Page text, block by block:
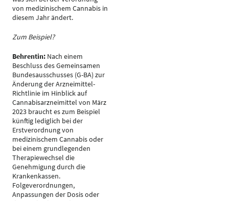
von medizinischem Cannabis in
diesem Jahr ändert.
Zum Beispiel?
Behrentin: Nach einem
Beschluss des Gemeinsamen
Bundesausschusses (G-BA) zur
Änderung der Arzneimittel-
Richtlinie im Hinblick auf
Cannabisarzneimittel von März
2023 braucht es zum Beispiel
künftig lediglich bei der
Erstverordnung von
medizinischem Cannabis oder
bei einem grundlegenden
Therapiewechsel die
Genehmigung durch die
Krankenkassen.
Folgeverordnungen,
Anpassungen der Dosis oder